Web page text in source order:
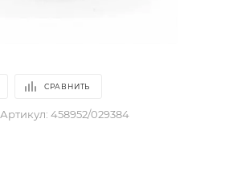
СРАВНИТЬ
Артикул: 458952/029384